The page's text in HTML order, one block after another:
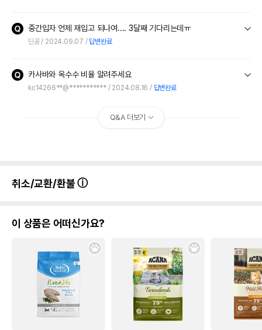
중간입자 언제 재입고 되나여.... 3달째 기다리는데ㅠ
딘공 2024.09.07 답변완료
카사바와 옥수수 비율 알려주세요
kc14266**@*********** 2024.08.16 답변완료
Q&A 더보기
취소/교환/환불
이 상품은 어떠신가요?